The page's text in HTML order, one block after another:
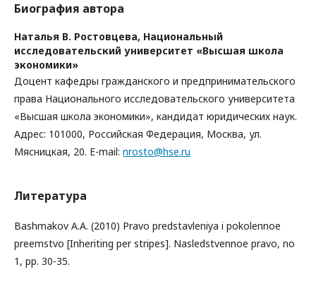
Биография автора
Наталья В. Ростовцева, Национальный
исследовательский университет «Высшая школа
экономики»
Доцент кафедры гражданского и предпринимательского
права Национального исследовательского университета
«Высшая школа экономики», кандидат юридических наук.
Адрес: 101000, Российская Федерация, Москва, ул.
Мясницкая, 20. E-mail: nrosto@hse.ru
Литература
Bashmakov A.A. (2010) Pravo predstavleniya i pokolennoe
preemstvo [Inheriting per stripes]. Nasledstvennoe pravo, no
1, pp. 30-35.